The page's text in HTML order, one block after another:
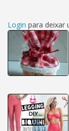
Login para deixar